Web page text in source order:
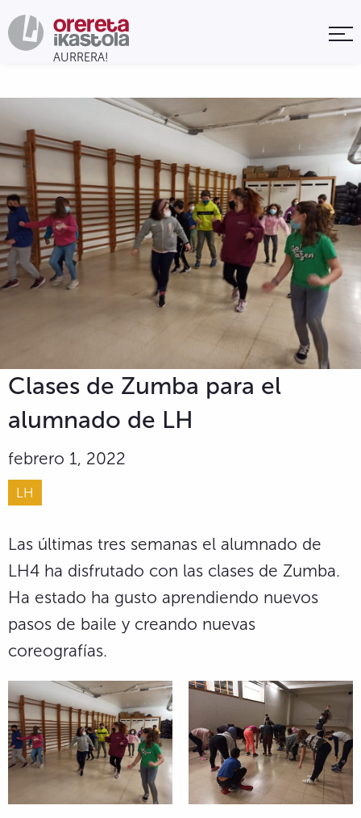
Clases de Zumba para el
alumnado de LH
febrero 1, 2022
LH
Las últimas tres semanas el alumnado de
LH4 ha disfrutado con las clases de Zumba.
Ha estado ha gusto aprendiendo nuevos
pasos de baile y creando nuevas
coreografías.